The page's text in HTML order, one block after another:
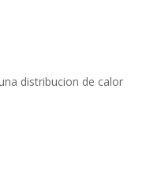
distribucion de calor